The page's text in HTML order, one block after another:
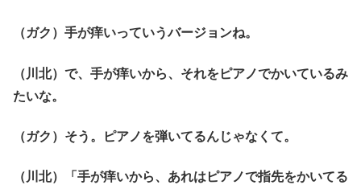
（ガク）手が痒いっていうバージョンね。
（川北）で、手が痒いから、それをピアノでかいているみ
たいな。
（ガク）そう。ピアノを弾いてるんじゃなくて。
（川北）「手が痒いから、あれはピアノで指先をかいてる